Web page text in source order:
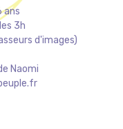
ans
3h
d'images)
Naomi